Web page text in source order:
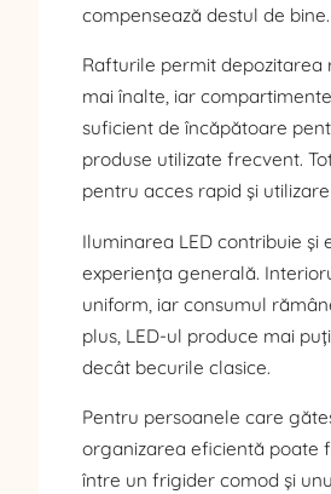
compensează destul de bine.
Rafturile permit depozitarea
mai înalte, iar
suficient de încăpătoare
produse utilizate frecvent.
pentru acces rapid și
Iluminarea LED contribuie și
experiența generală.
uniform, iar consumul
plus, LED-ul produce mai
decât becurile clasice.
Pentru persoanele care
organizarea eficientă poate
între un frigider comod și